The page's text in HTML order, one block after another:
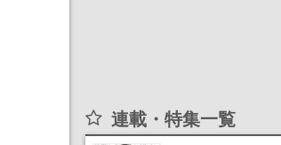
連載・特集一覧